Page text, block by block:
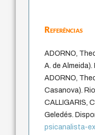
Referências
ADORNO,
A. de
ADORNO,
Casanova).
CALLIGARIS,
Geledés.
psicanalista-